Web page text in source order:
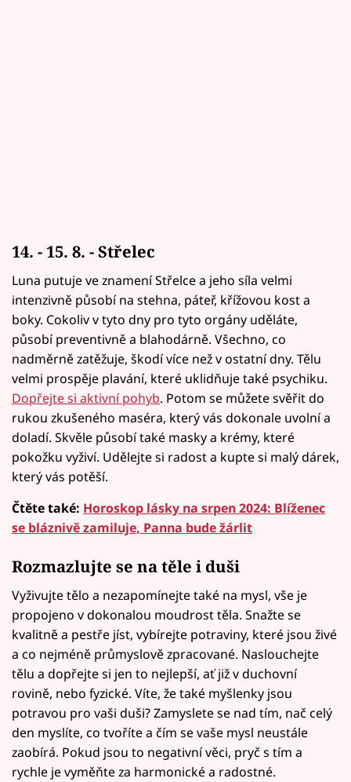
14. - 15. 8. - Střelec
Luna putuje ve znamení Střelce a jeho síla velmi
intenzivně působí na stehna, páteř, křížovou kost a
boky. Cokoliv v tyto dny pro tyto orgány uděláte,
působí preventivně a blahodárně. Všechno, co
nadměrně zatěžuje, škodí více než v ostatní dny. Tělu
velmi prospěje plavání, které uklidňuje také psychiku.
Dopřejte si aktivní pohyb. Potom se můžete svěřit do
rukou zkušeného maséra, který vás dokonale uvolní a
doladí. Skvěle působí také masky a krémy, které
pokožku vyživí. Udělejte si radost a kupte si malý dárek,
který vás potěší.
Čtěte také: Horoskop lásky na srpen 2024: Blíženec
se bláznivě zamiluje, Panna bude žárlit
Rozmazlujte se na těle i duši
Vyživujte tělo a nezapomínejte také na mysl, vše je
propojeno v dokonalou moudrost těla. Snažte se
kvalitně a pestře jíst, vybírejte potraviny, které jsou živé
a co nejméně průmyslově zpracované. Naslouchejte
tělu a dopřejte si jen to nejlepší, ať již v duchovní
rovině, nebo fyzické. Víte, že také myšlenky jsou
potravou pro vaši duši? Zamyslete se nad tím, nač celý
den myslíte, co tvoříte a čím se vaše mysl neustále
zaobírá. Pokud jsou to negativní věci, pryč s tím a
rychle je vyměňte za harmonické a radostné.